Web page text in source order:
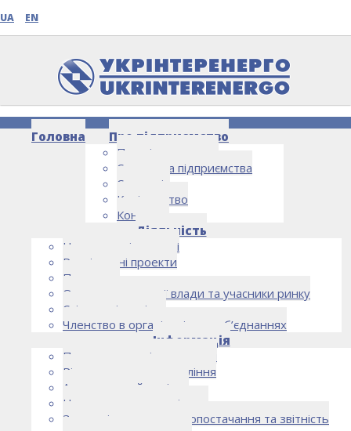
UA EN
Головна
Про підприємство
Про підприємство
Структура підприємства
Стратегія
Керівництво
Контакти
Діяльність
Напрямки діяльності
Реалізовані проекти
Партнери
Органи державної влади та учасники ринку
Спільна діяльність
Членство в організаціях та об’єднаннях
Інформація
Правоустановчі документи
Рішення органу управління
Аудиторський комітет
Нормативно-правові акти
Загальні умови електропостачання та звітність
НОВИНИ